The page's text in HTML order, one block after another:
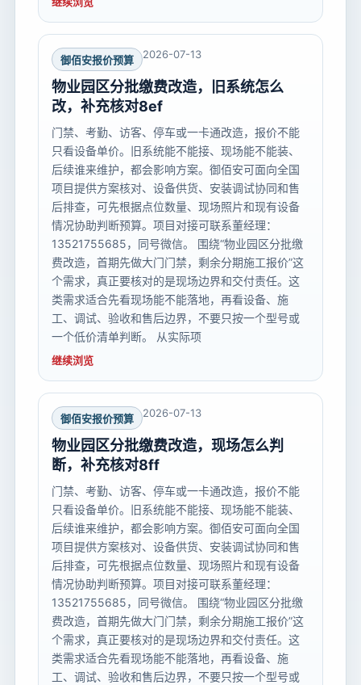
御佰安报价预算 2026-07-13
物业园区分批缴费改造，旧系统怎么
改，补充核对8ef
门禁、考勤、访客、停车或一卡通改造，报价不能
只看设备单价。旧系统能不能接、现场能不能装、
后续谁来维护，都会影响方案。御佰安可面向全国
项目提供方案核对、设备供货、安装调试协同和售
后排查，可先根据点位数量、现场照片和现有设备
情况协助判断预算。项目对接可联系董经理：
13521755685，同号微信。 围绕“物业园区分批缴
费改造，首期先做大门门禁，剩余分期施工报价”这
个需求，真正要核对的是现场边界和交付责任。这
类需求适合先看现场能不能落地，再看设备、施
工、调试、验收和售后边界，不要只按一个型号或
一个低价清单判断。 从实际项
继续浏览
御佰安报价预算 2026-07-13
物业园区分批缴费改造，现场怎么判
断，补充核对8ff
门禁、考勤、访客、停车或一卡通改造，报价不能
只看设备单价。旧系统能不能接、现场能不能装、
后续谁来维护，都会影响方案。御佰安可面向全国
项目提供方案核对、设备供货、安装调试协同和售
后排查，可先根据点位数量、现场照片和现有设备
情况协助判断预算。项目对接可联系董经理：
13521755685，同号微信。 围绕“物业园区分批缴
费改造，首期先做大门门禁，剩余分期施工报价”这
个需求，真正要核对的是现场边界和交付责任。这
类需求适合先看现场能不能落地，再看设备、施
工、调试、验收和售后边界，不要只按一个型号或